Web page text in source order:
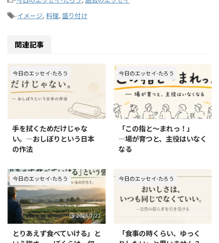
-イメージ, 料理, 盛り付け
関連記事
今日のエッセイ-たろう
2026/7/31
手を拭くためだけじゃな
い。—おしぼりという日本
の作法
今日のエッセイ-たろう
2026/7/29
「この指と〜まれっ！」
—場が育つと、主役はいなく
なる
今日のエッセイ-たろう
2026/7/22
とりあえず食べていける」と
今日のエッセイ-たろう
2026/7/15
「食事の時くらい、ゆっく